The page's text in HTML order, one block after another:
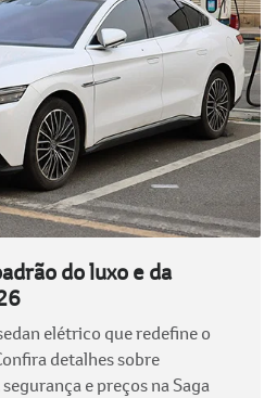
do luxo e da
elétrico que redefine o
detalhes sobre
e preços na Saga